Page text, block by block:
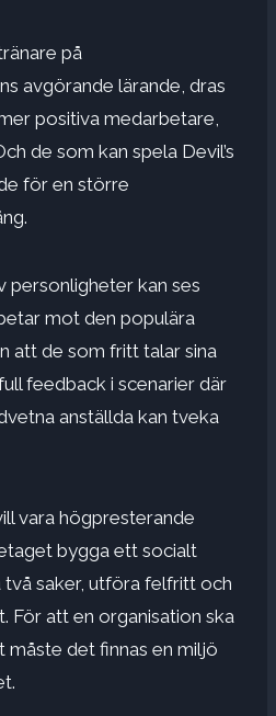
på
avgörande lärande, dras
positiva medarbetare,
de som kan spela Devil’s
för en större
personligheter kan ses
mot den populära
att de som fritt talar sina
feedback i scenarier där
anställda kan tveka
vara högpresterande
bygga ett socialt
saker, utföra felfritt och
För att en organisation ska
måste det finnas en miljö